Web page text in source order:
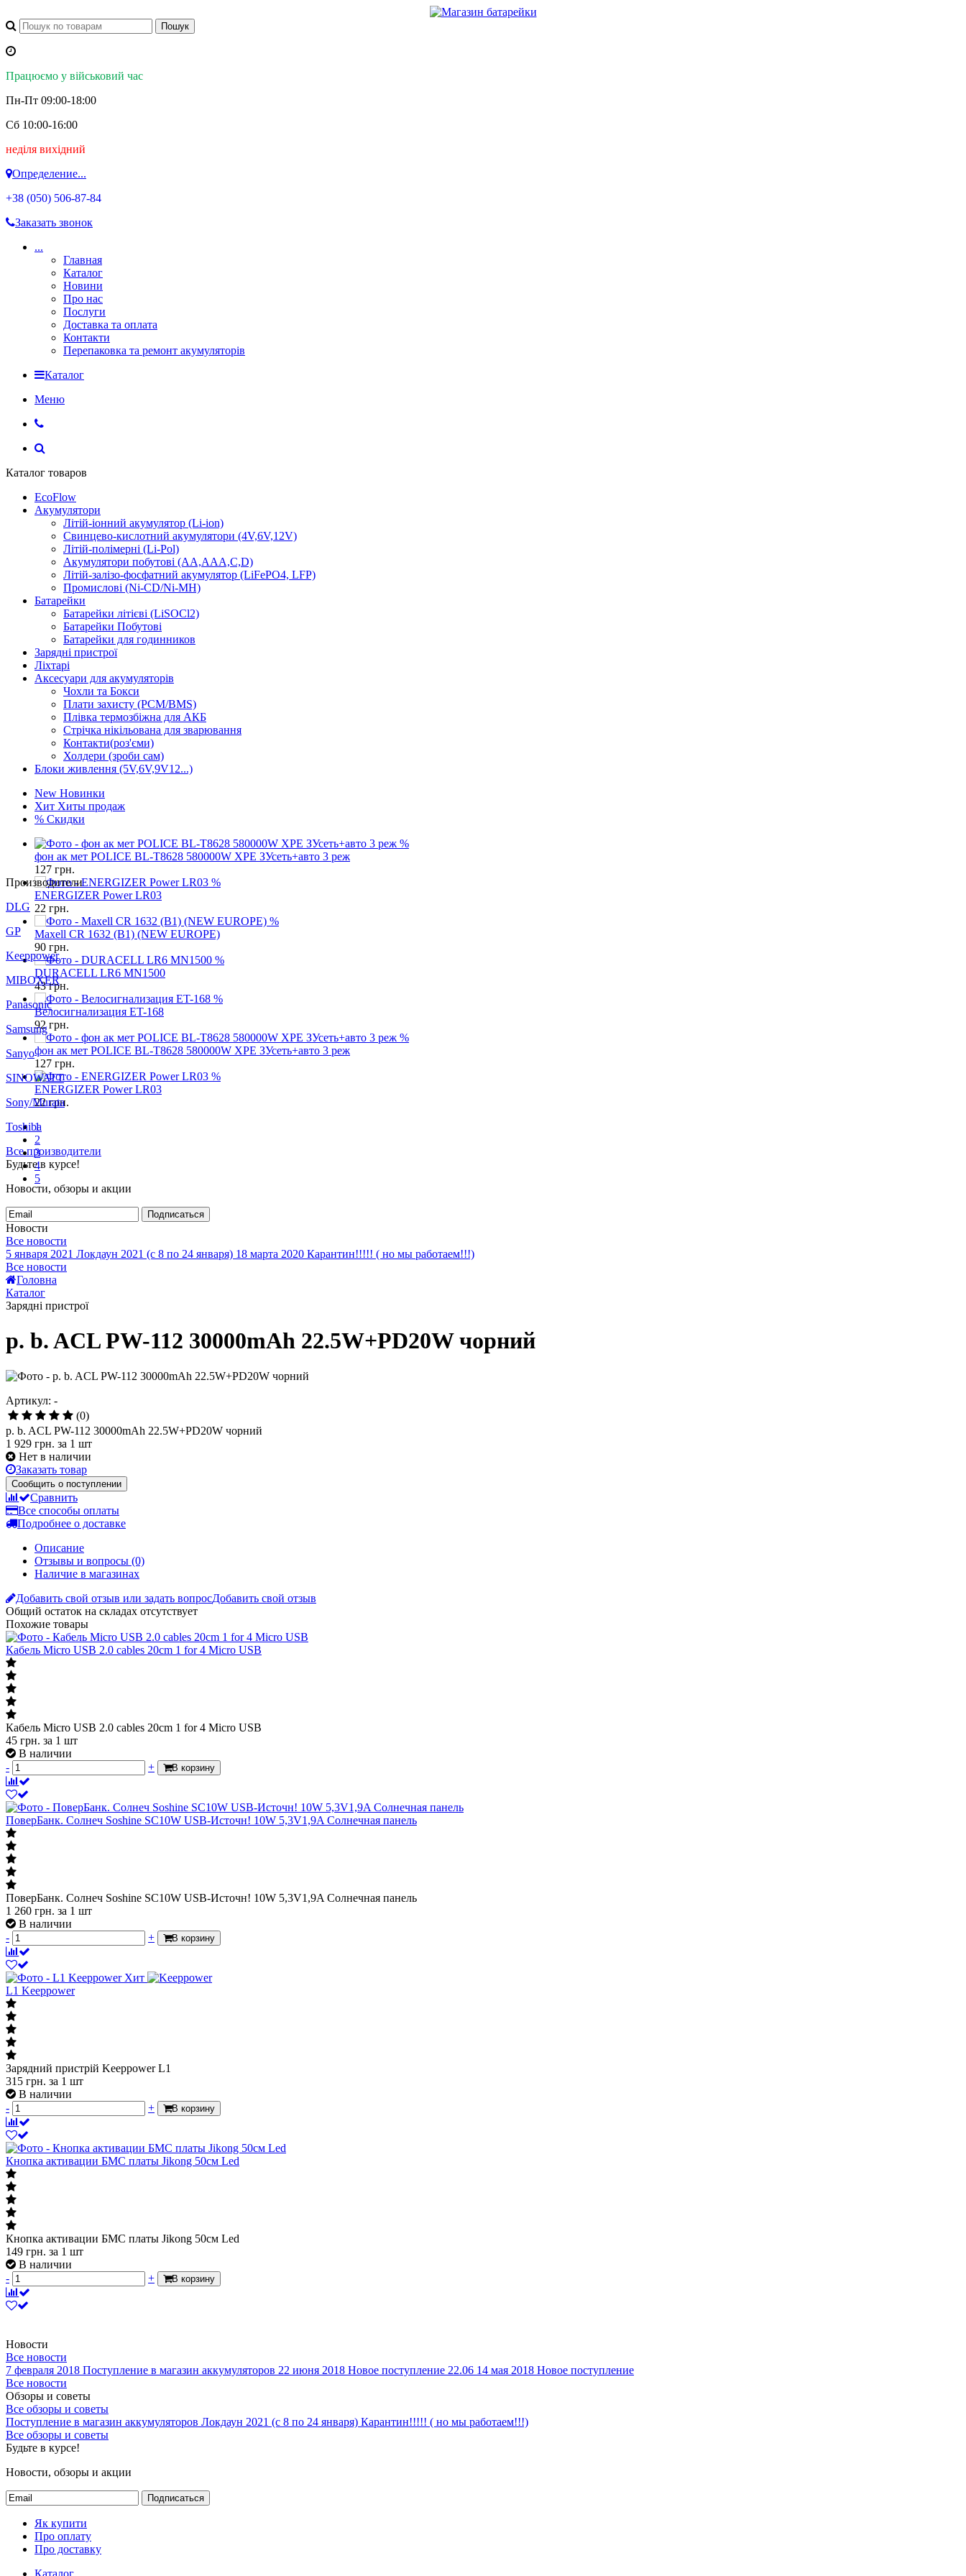
Працюємо у військовий час
Пн-Пт 09:00-18:00
Сб 10:00-16:00
неділя вихідний
Определение...
+38 (050) 506-87-84
Заказать звонок
...
Главная
Каталог
Новини
Про нас
Послуги
Доставка та оплата
Контакти
Перепаковка та ремонт акумуляторів
Каталог
Меню
Каталог товаров
EcoFlow
Акумулятори
Літій-іонний акумулятор (Li-ion)
Свинцево-кислотний акумулятори (4V,6V,12V)
Літій-полімерні (Li-Pol)
Акумулятори побутові (AA,AAA,C,D)
Літій-залізо-фосфатний акумулятор (LiFePO4, LFP)
Промислові (Ni-CD/Ni-MH)
Батарейки
Батарейки літієві (LiSOCl2)
Батарейки Побутові
Батарейки для годинников
Зарядні пристрої
Ліхтарі
Аксесуари для акумуляторів
Чохли та Бокси
Плати захисту (PCM/BMS)
Плівка термозбіжна для АКБ
Стрічка нікільована для зварювання
Контакти(роз'єми)
Холдери (зроби сам)
Блоки живлення (5V,6V,9V12...)
New Новинки
Хит Хиты продаж
% Скидки
%
фон ак мет POLICE BL-T8628 580000W XPE ЗУсеть+авто 3 реж
127 грн.
%
ENERGIZER Power LR03
22 грн.
%
Maxell CR 1632 (B1) (NEW EUROPE)
90 грн.
%
DURACELL LR6 MN1500
43грн.
%
Велосигнализация ET-168
92грн.
%
фон ак мет POLICE BL-T8628 580000W XPE ЗУсеть+авто 3 реж
127 грн.
%
ENERGIZER Power LR03
22грн.
1
2
3
4
5
Производители
DLG
GP
Keeppower
MIBOXER
Panasonic
Samsung
Sanyo
SINOWATT
Sony/Murata
Toshiba
Все производители
Будьте в курсе!
Новости, обзоры и акции
Подписаться
Новости
Все новости
5 января 2021 Локдаун 2021 (с 8 по 24 января) 18 марта 2020 Карантин!!!!! ( но мы работаем!!!)
Все новости
Головна
Каталог
Зарядні пристрої
p. b. ACL PW-112 30000mAh 22.5W+PD20W чорний
Артикул: -
(0)
p. b. ACL PW-112 30000mAh 22.5W+PD20W чорний
1 929 грн. за 1 шт
Нет в наличии
Заказать товар
Сообщить о поступлении
Сравнить
Все способы оплаты
Подробнее о доставке
Описание
Отзывы и вопросы (0)
Наличие в магазинах
Добавить свой отзыв или задать вопросДобавить свой отзыв
Общий остаток на складах отсутствует
Похожие товары
Кабель Micro USB 2.0 cables 20cm 1 for 4 Micro USB
Кабель Micro USB 2.0 cables 20cm 1 for 4 Micro USB
45 грн. за 1 шт
В наличии
-
+ В корзину
ПоверБанк. Солнеч Soshine SC10W USB-Источн! 10W 5,3V1,9A Солнечная панель
ПоверБанк. Солнеч Soshine SC10W USB-Источн! 10W 5,3V1,9A Солнечная панель
1 260 грн. за 1 шт
В наличии
-
+ В корзину
Хит
L1 Keeppower
Зарядний пристрій Keeppower L1
315 грн. за 1 шт
В наличии
-
+ В корзину
Кнопка активации БМС платы Jikong 50см Led
Кнопка активации БМС платы Jikong 50см Led
149 грн. за 1 шт
В наличии
-
+ В корзину
Новости
Все новости
7 февраля 2018 Поступление в магазин аккумуляторов 22 июня 2018 Новое поступление 22.06 14 мая 2018 Новое поступление
Все новости
Обзоры и советы
Все обзоры и советы
Поступление в магазин аккумуляторов Локдаун 2021 (с 8 по 24 января) Карантин!!!!! ( но мы работаем!!!)
Все обзоры и советы
Будьте в курсе!
Новости, обзоры и акции
Подписаться
Як купити
Про оплату
Про доставку
Каталог